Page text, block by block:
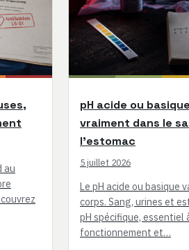
au
pH acide ou
vraiment dans le
l’estomac
5 juillet 2026
Le pH acide ou basique
corps. Sang, urines et
pH spécifique, essentiel
fonctionnement et…